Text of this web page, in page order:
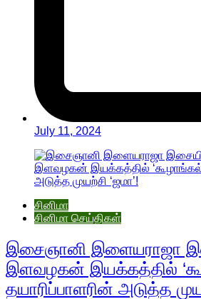
July 11, 2024
சினிமா
சினிமா செய்திகள்
இசைஞானி இளையராஜா
இளவழகன் இயக்கத்தில்
தயாரிப்பாளரின் அடுத்த